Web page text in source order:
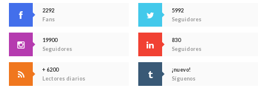
2292
Fans
5992
Seguidores
19900
Seguidores
830
Seguidores
+ 6200
Lectores diarios
¡nuevo!
Síguenos